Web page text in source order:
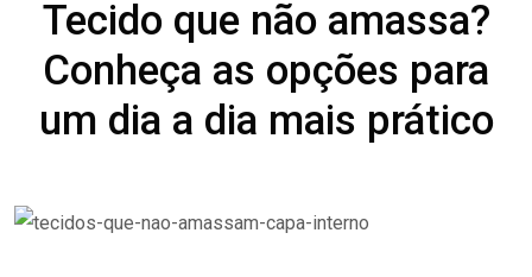
Tecido que não amassa?
Conheça as opções para
um dia a dia mais prático